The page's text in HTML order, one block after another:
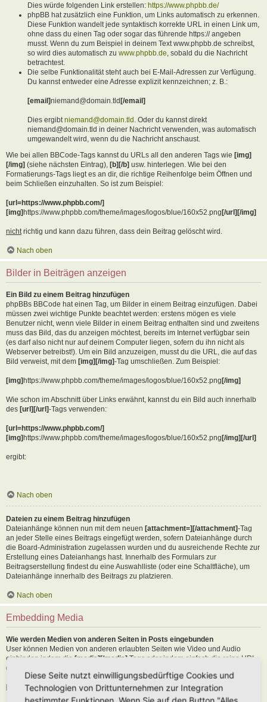
Dies würde folgenden Link erstellen: https://www.phpbb.de/
phpBB hat zusätzlich eine Funktion, um Links automatisch zu erkennen.
Diese Funktion wandelt jede syntaktisch korrekte URL in einen Link um,
ohne dass du einen Tag oder sogar das führende https:// angeben
musst. Wenn du zum Beispiel in deinem Text www.phpbb.de schreibst,
so wird dies automatisch zu www.phpbb.de, sobald du die Nachricht
betrachtest.
Die selbe Funktionalität steht auch bei E-Mail-Adressen zur Verfügung.
Du kannst entweder eine Adresse explizit kennzeichnen; z. B.:
[email]niemand@domain.tld[/email]
Dies ergibtniemand@domain.tld. Oder du kannst direkt
niemand@domain.tld in deiner Nachricht verwenden, was automatisch
umgewandelt wird, wenn du die Nachricht anschaust.
Wie bei allen BBCode-Tags kannst du URLs all den anderen Tags wie [img]
[/img] (siehe nächsten Eintrag), [b][/b] usw. hinterlegen. Wie bei den
Formatierungs-Tags liegt es an dir, die richtige Reihenfolge beim Öffnen und
beim Schließen einzuhalten. So ist zum Beispiel:
[url=https://www.phpbb.com/]
[img]https://www.phpbb.com/theme/images/logos/blue/160x52.png[/url][/img]
nicht richtig und kann dazu führen, dass dein Beitrag gelöscht wird.
Nach oben
Bilder in Beiträgen anzeigen
Ein Bild zu einem Beitrag hinzufügen
phpBBs BBCode hat einen Tag, um Bilder in einem Beitrag einzufügen. Dabei
müssen zwei wichtige Punkte beachtet werden: erstens mögen es viele
Benutzer nicht, wenn viele Bilder in einem Beitrag enthalten sind und zweitens
muss das Bild, das du anzeigen möchtest, bereits im Internet verfügbar sein
(es darf also nicht nur auf deinem Computer liegen, sofern du ihn nicht als
Webserver betreibst!). Um ein Bild anzuzeigen, musst du die URL, die auf das
Bild verweist, mit dem [img][/img]-Tag umschließen. Zum Beispiel:
[img]https://www.phpbb.com/theme/images/logos/blue/160x52.png[/img]
Wie schon im Abschnitt über Links erwähnt, kannst du ein Bild auch innerhalb
des [url][/url]-Tags verwenden:
[url=https://www.phpbb.com/]
[img]https://www.phpbb.com/theme/images/logos/blue/160x52.png[/img][/url]
ergibt:
Nach oben
Dateien zu einem Beitrag hinzufügen
Dateianhänge können nun mit dem neuen [attachment=][/attachment]-Tag
an jeder Stelle eines Beitrags eingefügt werden, sofern Dateianhänge durch
die Board-Administration zugelassen wurden und du ausreichende Rechte zur
Erstellung eines Dateianhangs hast. Innerhalb des Formulars zur
Beitragserstellung findest du eine Auswahlliste (oder eine Schaltfläche), um
Dateianhänge innerhalb des Beitrags zu platzieren.
Nach oben
Embedding Media
Wie werden Medien von anderen Seiten in Posts eingebunden
User können Medien von anderen erlaubten Seiten wie Video und Audio
einbinden indem die [media][/media] Tags oder indem einfach die reine URL
der erlaubten Seite in den Text kopiert wird. Als Beispiel:
[media]https://youtu.be/Ne18ZQ7LLI0[/media]
Diese Seite nutzt einwilligungsbedürftige Cookies und
Technologien von Drittunternehmen zur Integration